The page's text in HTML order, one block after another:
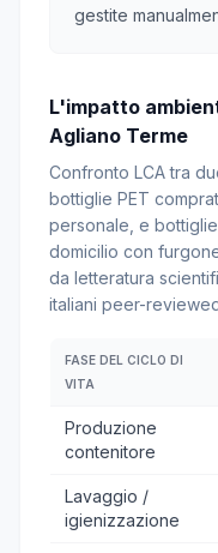
gestite
L'impatto
Agliano Terme
Confronto LCA tra
bottiglie PET
personale, e
domicilio con
da letteratura
italiani peer-
FASE DEL CICLO DI
VITA
Produzione
contenitore
Lavaggio /
igienizzazione